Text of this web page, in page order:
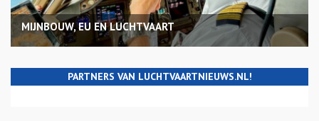
MIJNBOUW, EU EN LUCHTVAART
PARTNERS VAN LUCHTVAARTNIEUWS.NL!